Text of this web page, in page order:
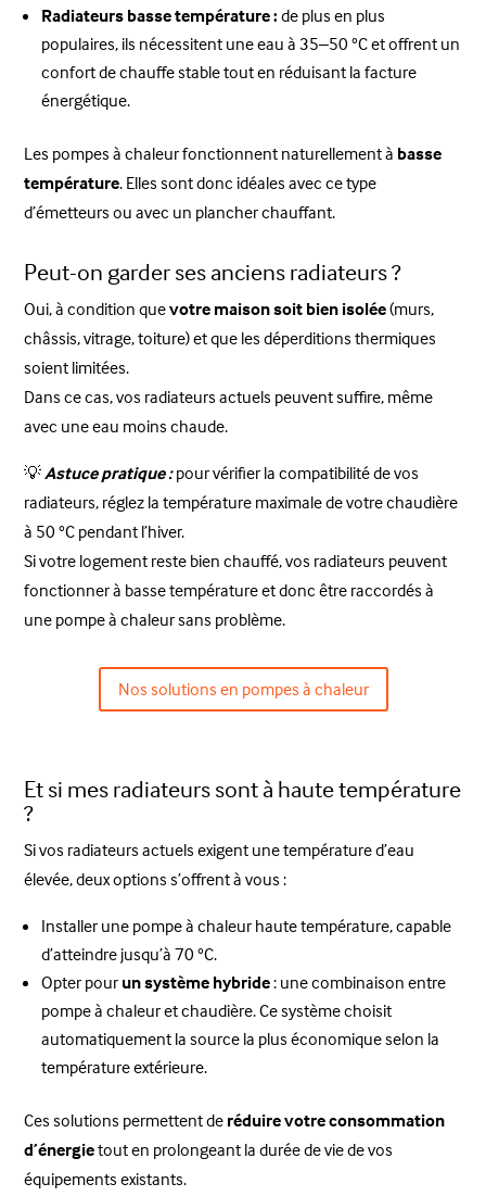
Radiateurs basse température : de plus en plus
populaires, ils nécessitent une eau à 35–50 °C et offrent un
confort de chauffe stable tout en réduisant la facture
énergétique.
Les pompes à chaleur fonctionnent naturellement à basse
température. Elles sont donc idéales avec ce type
d’émetteurs ou avec un plancher chauffant.
Peut-on garder ses anciens radiateurs ?
Oui, à condition quevotre maison soit bien isolée(murs,
châssis, vitrage, toiture) et que les déperditions thermiques
soient limitées.
Dans ce cas, vos radiateurs actuels peuvent suffire, même
avec une eau moins chaude.
💡Astuce pratique :pour vérifier la compatibilité de vos
radiateurs, réglez la température maximale de votre chaudière
à 50 °C pendant l’hiver.
Si votre logement reste bien chauffé, vos radiateurs peuvent
fonctionner à basse température et donc être raccordés à
une pompe à chaleur sans problème.
Nos solutions en pompes à chaleur
Et si mes radiateurs sont à haute température
?
Si vos radiateurs actuels exigent une température d’eau
élevée, deux options s’offrent à vous :
Installer une pompe à chaleur haute température, capable
d’atteindre jusqu’à 70 °C.
Opter pour un système hybride: une combinaison entre
pompe à chaleur et chaudière. Ce système choisit
automatiquement la source la plus économique selon la
température extérieure.
Ces solutions permettent de réduire votre consommation
d’énergietout en prolongeant la durée de vie de vos
équipements existants.